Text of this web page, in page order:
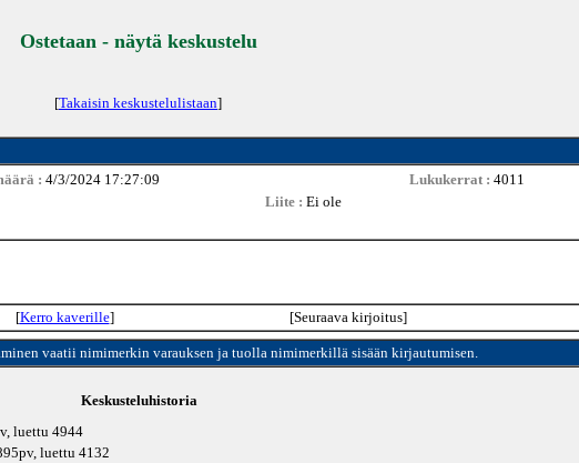
Ostetaan - näytä keskustelu
[Takaisin keskustelulistaan]
: 4/3/2024 17:27:09 Lukukerrat : 4011
Liite : Ei ole
[Kerro kaverille] [Seuraava kirjoitus]
vaatii nimimerkin varauksen ja tuolla nimimerkillä sisään kirjautumisen.
Keskusteluhistoria
, luettu 4944
, luettu 4132